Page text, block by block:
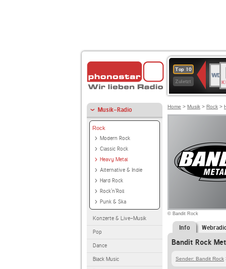
Top 10
Zuletzt
4
Musik-Radio
Rock
Modern Rock
Classic Rock
Heavy Metal
Alternative & Indie
Hard Rock
Rock'n'Roll
Punk & Ska
Konzerte & Live-Musik
Pop
Dance
Black Music
Home > Musik > Rock >
© Bandit Rock
Info
Bandit Rock
Sender: Bandit Rock